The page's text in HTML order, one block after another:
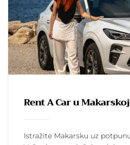
Rent A Car u
Istražite Makarsku uz